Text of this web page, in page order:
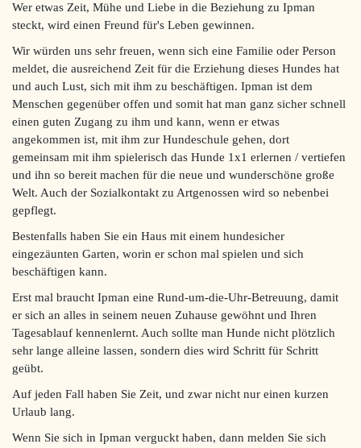
Wer etwas Zeit, Mühe und Liebe in die Beziehung zu Ipman
steckt, wird einen Freund für's Leben gewinnen.
Wir würden uns sehr freuen, wenn sich eine Familie oder Person
meldet, die ausreichend Zeit für die Erziehung dieses Hundes hat
und auch Lust, sich mit ihm zu beschäftigen. Ipman ist dem
Menschen gegenüber offen und somit hat man ganz sicher schnell
einen guten Zugang zu ihm und kann, wenn er etwas
angekommen ist, mit ihm zur Hundeschule gehen, dort
gemeinsam mit ihm spielerisch das Hunde 1x1 erlernen / vertiefen
und ihn so bereit machen für die neue und wunderschöne große
Welt. Auch der Sozialkontakt zu Artgenossen wird so nebenbei
gepflegt.
Bestenfalls haben Sie ein Haus mit einem hundesicher
eingezäunten Garten, worin er schon mal spielen und sich
beschäftigen kann.
Erst mal braucht Ipman eine Rund-um-die-Uhr-Betreuung, damit
er sich an alles in seinem neuen Zuhause gewöhnt und Ihren
Tagesablauf kennenlernt. Auch sollte man Hunde nicht plötzlich
sehr lange alleine lassen, sondern dies wird Schritt für Schritt
geübt.
Auf jeden Fall haben Sie Zeit, und zwar nicht nur einen kurzen
Urlaub lang.
Wenn Sie sich in Ipman verguckt haben, dann melden Sie sich